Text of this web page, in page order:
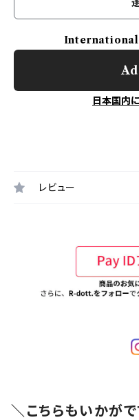
日本国内
レビュー
＼こちらもいかがで